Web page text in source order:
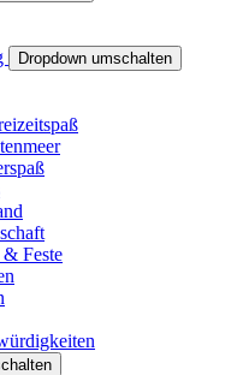
Dropdown umschalten
Feste